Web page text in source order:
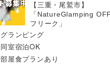
【三重・尾鷲市】
「NatureGlamping
フリーク」
グランピング
同室宿泊OK
部屋食プランあり